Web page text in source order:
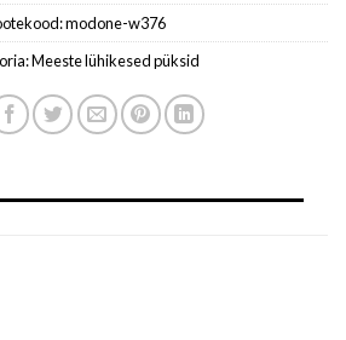
modone-w376
Meeste lühikesed püksid